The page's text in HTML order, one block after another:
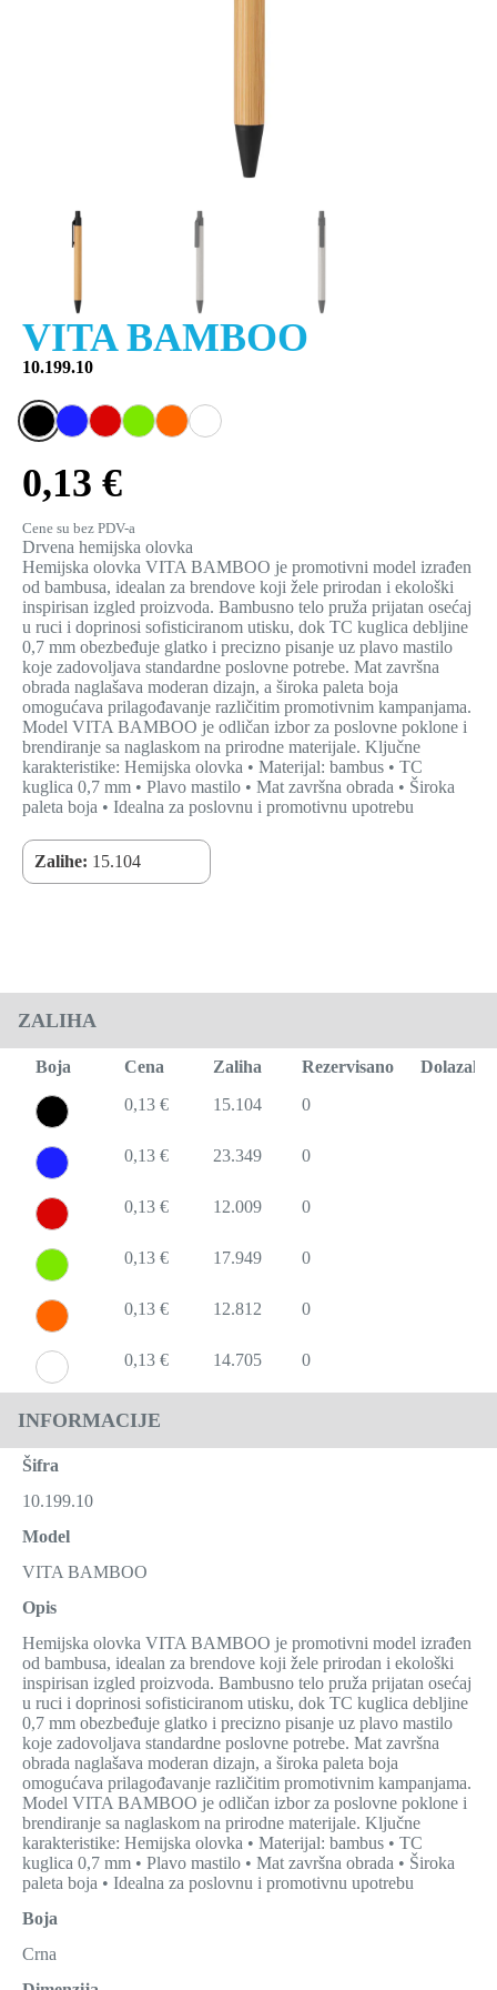
VITA BAMBOO
10.199.10
0,13 €
Cene su bez PDV-a
Drvena hemijska olovka
Hemijska olovka VITA BAMBOO je promotivni model izrađen
od bambusa, idealan za brendove koji žele prirodan i ekološki
inspirisan izgled proizvoda. Bambusno telo pruža prijatan osećaj
u ruci i doprinosi sofisticiranom utisku, dok TC kuglica debljine
0,7 mm obezbeđuje glatko i precizno pisanje uz plavo mastilo
koje zadovoljava standardne poslovne potrebe. Mat završna
obrada naglašava moderan dizajn, a široka paleta boja
omogućava prilagođavanje različitim promotivnim kampanjama.
Model VITA BAMBOO je odličan izbor za poslovne poklone i
brendiranje sa naglaskom na prirodne materijale. Ključne
karakteristike: Hemijska olovka • Materijal: bambus • TC
kuglica 0,7 mm • Plavo mastilo • Mat završna obrada • Široka
paleta boja • Idealna za poslovnu i promotivnu upotrebu
Zalihe: 15.104
ZALIHA
Boja Cena Zaliha Rezervisano
Dolazak
0,13 €
15.104 0
0,13 € 23.349 0
0,13 € 12.009 0
0,13 € 17.949 0
0,13 € 12.812 0
0,13 € 14.705 0
INFORMACIJE
Šifra
10.199.10
Model
VITA BAMBOO
Opis
Hemijska olovka VITA BAMBOO je promotivni model izrađen
od bambusa, idealan za brendove koji žele prirodan i ekološki
inspirisan izgled proizvoda. Bambusno telo pruža prijatan osećaj
u ruci i doprinosi sofisticiranom utisku, dok TC kuglica debljine
0,7 mm obezbeđuje glatko i precizno pisanje uz plavo mastilo
koje zadovoljava standardne poslovne potrebe. Mat završna
obrada naglašava moderan dizajn, a široka paleta boja
omogućava prilagođavanje različitim promotivnim kampanjama.
Model VITA BAMBOO je odličan izbor za poslovne poklone i
brendiranje sa naglaskom na prirodne materijale. Ključne
karakteristike: Hemijska olovka • Materijal: bambus • TC
kuglica 0,7 mm • Plavo mastilo • Mat završna obrada • Široka
paleta boja • Idealna za poslovnu i promotivnu upotrebu
Boja
Crna